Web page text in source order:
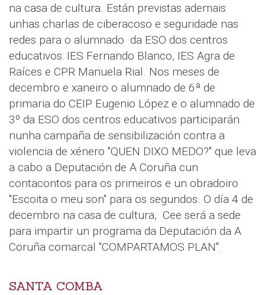
na casa de cultura. Están previstas ademais
unhas charlas de ciberacoso e seguridade nas
redes para o alumnado da ESO dos centros
educativos: IES Fernando Blanco, IES Agra de
Raíces e CPR Manuela Rial. Nos meses de
decembro e xaneiro o alumnado de 6ª de
primaria do CEIP Eugenio López e o alumnado de
3º da ESO dos centros educativos participarán
nunha campaña de sensibilización contra a
violencia de xénero "QUEN DIXO MEDO?" que leva
a cabo a Deputación de A Coruña cun
contacontos para os primeiros e un obradoiro
"Escoita o meu son" para os segundos. O día 4 de
decembro na casa de cultura, Cee será a sede
para impartir un programa da Deputación da A
Coruña comarcal "COMPARTAMOS PLAN".
SANTA COMBA